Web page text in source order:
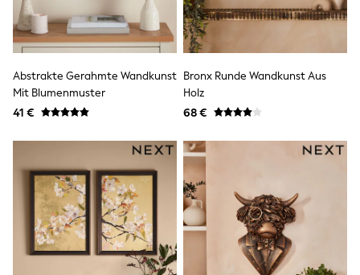
Shop all
Shop All
Disney
Marvel
Paw Patrol
Peppa Pig
Gaming
Spider man
Trainers
Hoodies & Sweatshirts
T-Shirts & Vests
Leggings
Swim
adidas
All Girls Brands
Abstrakte Gerahmte Wandkunst
Mit Blumenmuster
41 €
Bronx Runde Wandkunst Aus
Holz
68 €